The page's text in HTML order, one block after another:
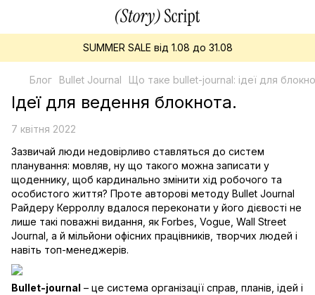
SUMMER SALE від 1.08 до 31.08
Блог Bullet Journal Що таке bullet-journal: ідеї для
Ідеї для ведення блокнота.
7 квітня 2022
Зазвичай люди недовірливо ставляться до систем
планування: мовляв, ну що такого можна записати у
щоденнику, щоб кардинально змінити хід робочого та
особистого життя? Проте авторові методу Bullet Journal
Райдеру Керроллу вдалося переконати у його дієвості не
лише такі поважні видання, як Forbes, Vogue, Wall Street
Journal, а й мільйони офісних працівників, творчих людей і
навіть топ-менеджерів.
Bullet-journal – це система організації справ, планів, ідей і